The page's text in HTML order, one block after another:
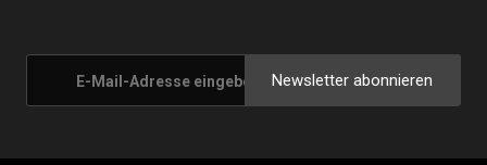
Newsletter abonnieren